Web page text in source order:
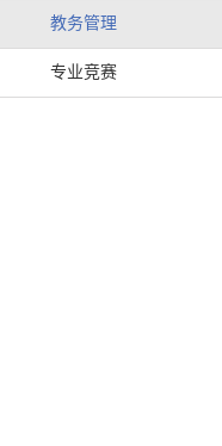
教务管理
专业竞赛